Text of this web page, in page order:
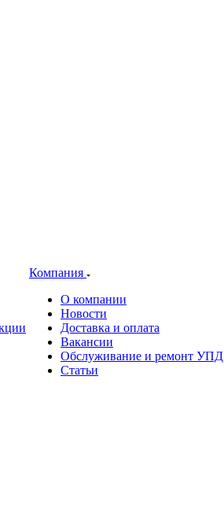
Компания
О компании
Новости
Доставка и оплата
Вакансии
Обслуживание и ремонт УПД
Статьи